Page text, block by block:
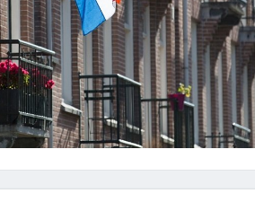
Dalle valutazioni estreme alla
correzione. Cosa sta guidando il
repricing degli asset?
mostrando segni di stanchezza
verso le (…)